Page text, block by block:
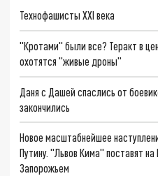
Технофашисты XXI века
"Кротами" были все? Теракт в
охотятся "живые дроны"
Даня с Дашей спаслись от
закончились
Новое масштабнейшее
Путину. "Львов Кима" поставят
Запорожьем